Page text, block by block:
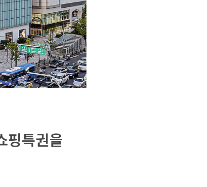
핑특권을